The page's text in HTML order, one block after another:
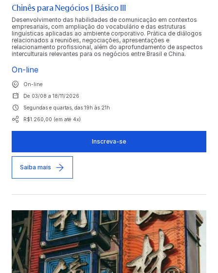
Chinês para Negócios | Básico III
Desenvolvimento das habilidades de comunicação em contextos
empresariais, com ampliação do vocabulário e das estruturas
linguísticas aplicadas ao ambiente corporativo. Prática de diálogos
relacionados a reuniões, negociações, apresentações e
relacionamento profissional, além do aprofundamento de aspectos
interculturais relevantes para os negócios entre Brasil e China.
On-line
On-line
De 03/08 a 18/11/2026
Segundas e quartas, das 19h às 21h
R$1.260,00 (em até 4x)
Inscreva-se
Saiba mais